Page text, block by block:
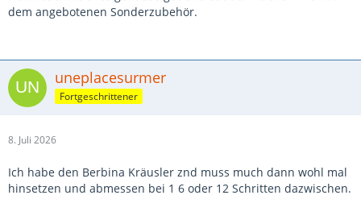
dem angebotenen Sonderzubehör.
uneplacesurmer
Fortgeschrittener
8. Juli 2026
Ich habe den Berbina Kräusler znd muss much dann wohl mal
hinsetzen und abmessen bei 1 6 oder 12 Schritten dazwischen.